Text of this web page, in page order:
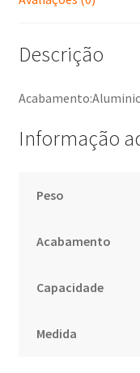
Descrição
Informação
Peso
Acabamento
Capacidade
Medida